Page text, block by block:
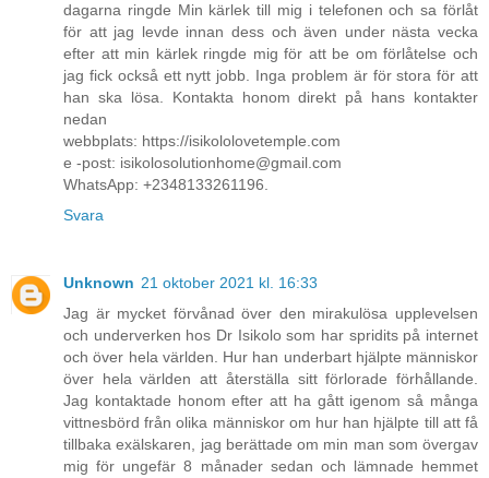
dagarna ringde Min kärlek till mig i telefonen och sa förlåt
för att jag levde innan dess och även under nästa vecka
efter att min kärlek ringde mig för att be om förlåtelse och
jag fick också ett nytt jobb. Inga problem är för stora för att
han ska lösa. Kontakta honom direkt på hans kontakter
nedan
webbplats: https://isikololovetemple.com
e -post: isikolosolutionhome@gmail.com
WhatsApp: +2348133261196.
Svara
Unknown 21 oktober 2021 kl. 16:33
Jag är mycket förvånad över den mirakulösa upplevelsen
och underverken hos Dr Isikolo som har spridits på internet
och över hela världen. Hur han underbart hjälpte människor
över hela världen att återställa sitt förlorade förhållande.
Jag kontaktade honom efter att ha gått igenom så många
vittnesbörd från olika människor om hur han hjälpte till att få
tillbaka exälskaren, jag berättade om min man som övergav
mig för ungefär 8 månader sedan och lämnade hemmet